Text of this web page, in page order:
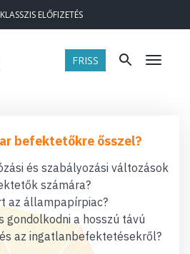
KLASSZIS ELŐFIZETÉS
FRISS Menü
befektetőkre ősszel?
és szabályozási változások
számára?
az állampapírpiac?
gondolkodni a hosszú távú
az ingatlanbefektetésekről?